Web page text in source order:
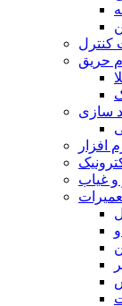
کنترل
حریق
سازی
افزار
غیاب